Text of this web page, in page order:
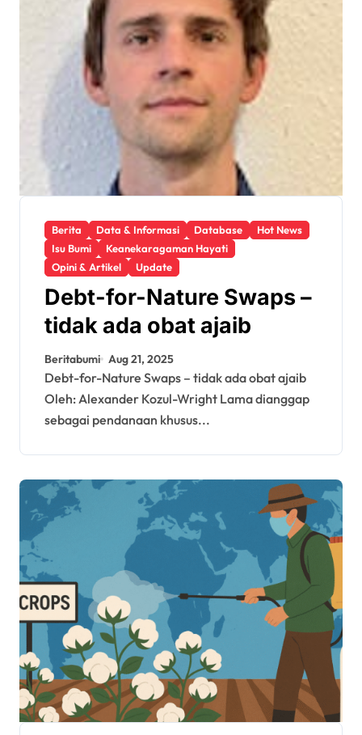
Berita Data & Informasi Database
Hot News
Isu Bumi
Keanekaragaman Hayati
Opini & Artikel
Update
Debt-for-Nature Swaps –
tidak ada obat ajaib
Beritabumi Aug 21, 2025
Debt-for-Nature Swaps – tidak ada obat ajaib
Oleh: Alexander Kozul-Wright Lama dianggap
sebagai pendanaan khusus...